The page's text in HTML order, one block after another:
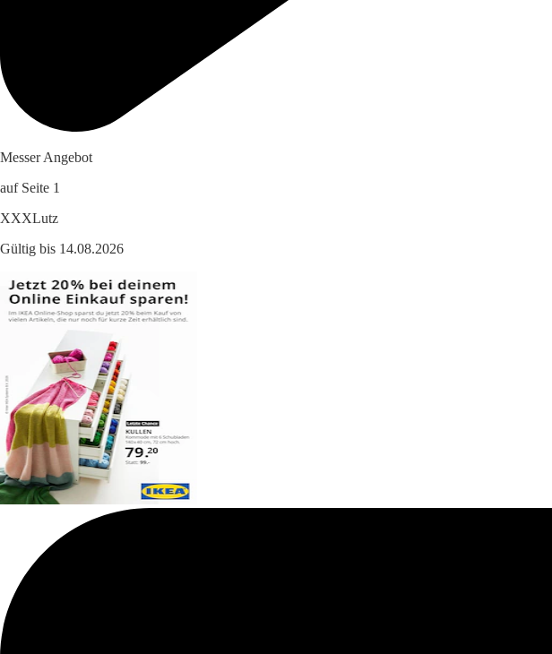
Messer Angebot
auf Seite 1
XXXLutz
Gültig bis 14.08.2026